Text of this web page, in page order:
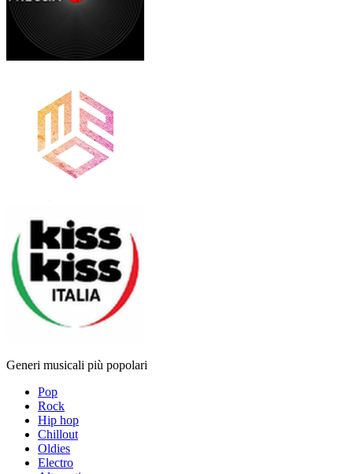
Generi musicali più popolari
Pop
Rock
Hip hop
Chillout
Oldies
Electro